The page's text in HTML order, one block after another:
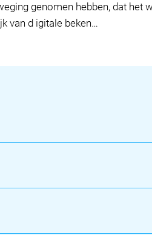
genomen hebben, dat het
van d igitale beken…